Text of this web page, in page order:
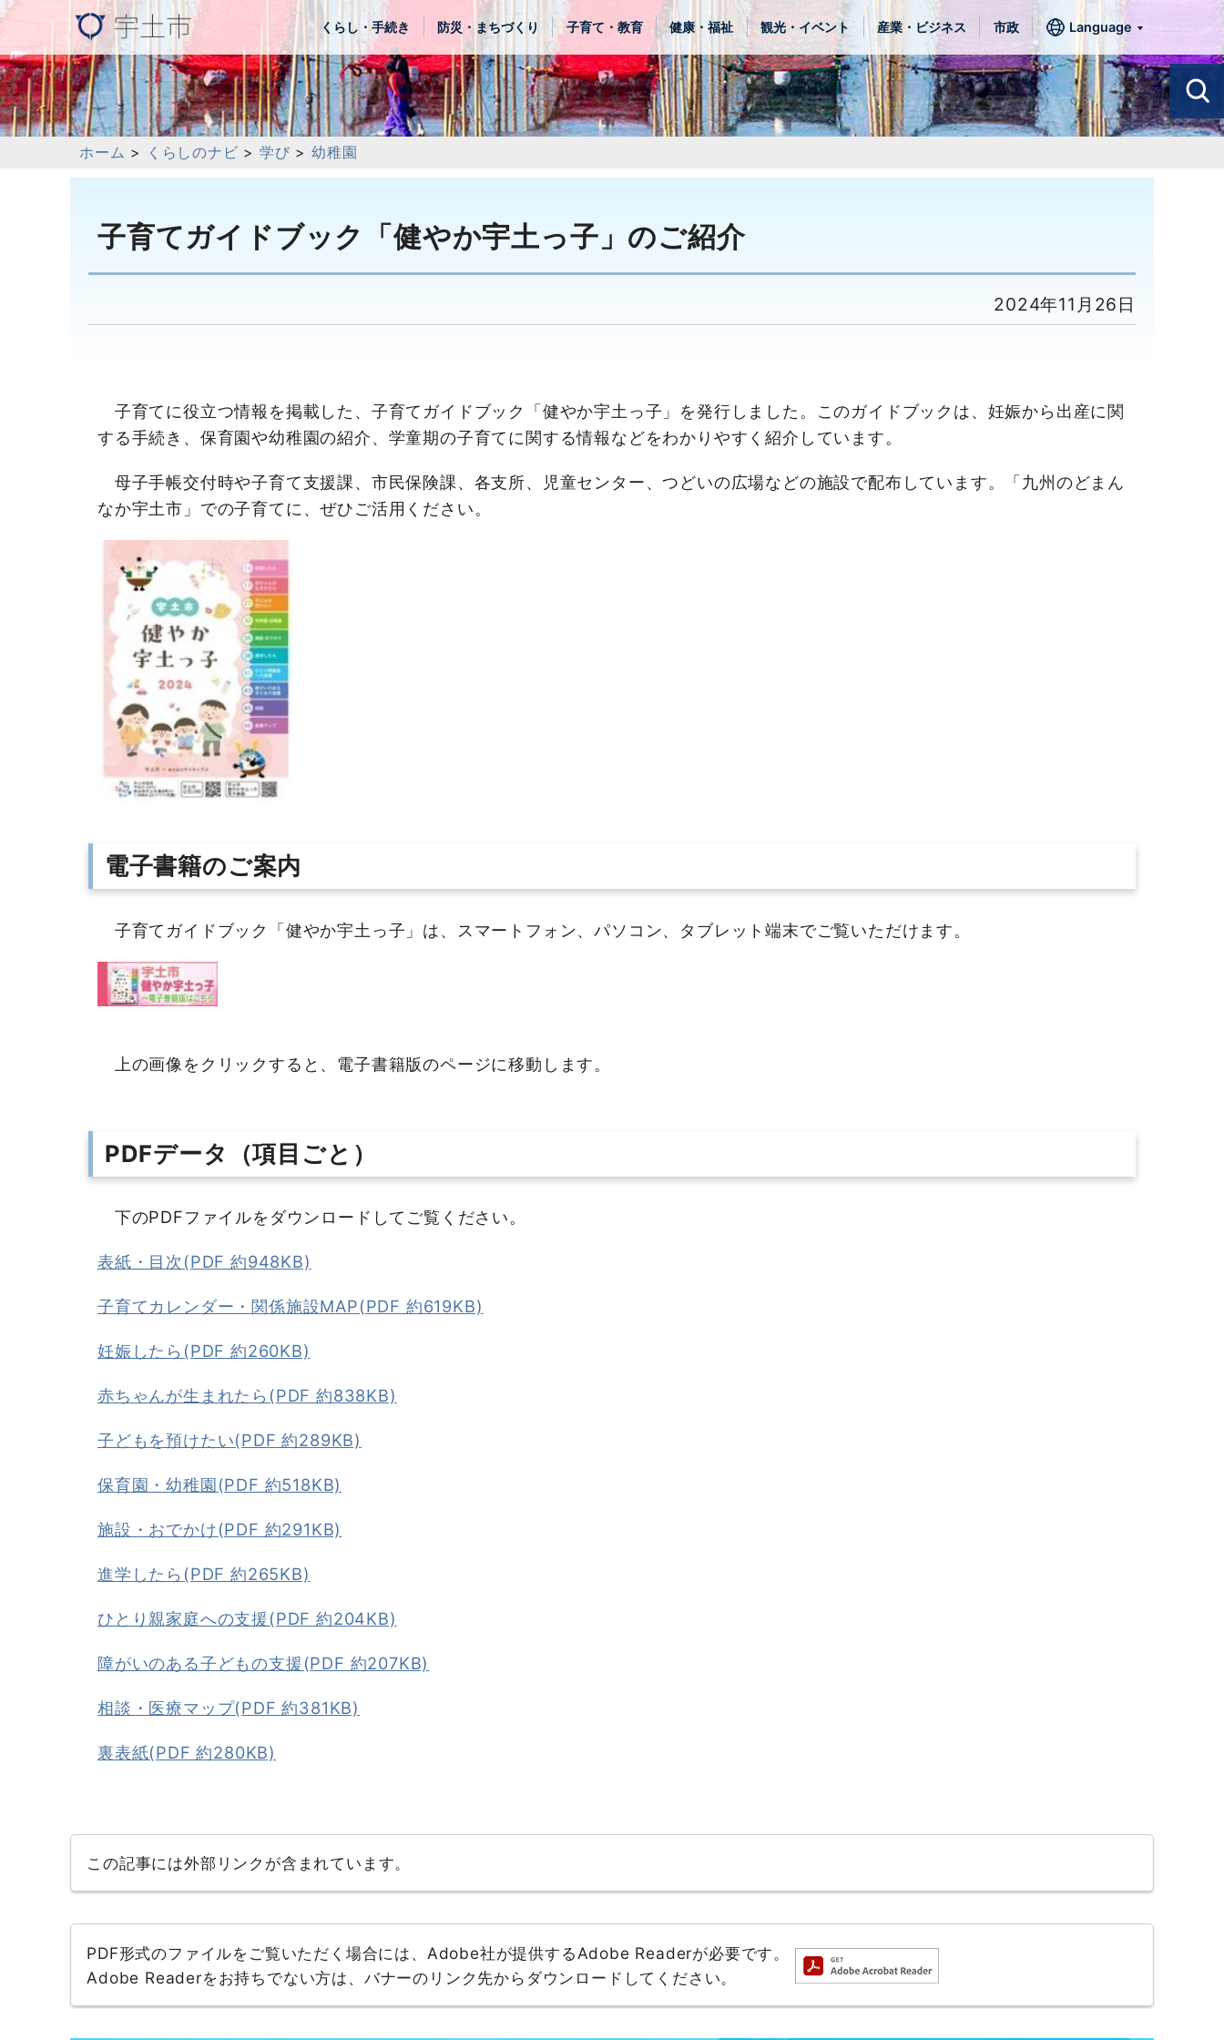
くらし・手続き 防災・まちづくり 子育て・教育 健康・福祉 観光・イベント 産業・ビジネス 市政 Language
ホーム > くらしのナビ >学び >幼稚園
子育てガイドブック「健やか宇土っ子」のご紹介
2024年11月26日
子育てに役立つ情報を掲載した、子育てガイドブック「健やか宇土っ子」を発行しました。このガイドブックは、妊娠から出産に関
する手続き、保育園や幼稚園の紹介、学童期の子育てに関する情報などをわかりやすく紹介しています。
母子手帳交付時や子育て支援課、市民保険課、各支所、児童センター、つどいの広場などの施設で配布しています。「九州のどまん
なか宇土市」での子育てに、ぜひご活用ください。
電子書籍のご案内
子育てガイドブック「健やか宇土っ子」は、スマートフォン、パソコン、タブレット端末でご覧いただけます。
上の画像をクリックすると、電子書籍版のページに移動します。
PDFデータ（項目ごと）
下のPDFファイルをダウンロードしてご覧ください。
表紙・目次(PDF 約948KB)
子育てカレンダー・関係施設MAP(PDF 約619KB)
妊娠したら(PDF 約260KB)
赤ちゃんが生まれたら(PDF 約838KB)
子どもを預けたい(PDF 約289KB)
保育園・幼稚園(PDF 約518KB)
施設・おでかけ(PDF 約291KB)
進学したら(PDF 約265KB)
ひとり親家庭への支援(PDF 約204KB)
障がいのある子どもの支援(PDF 約207KB)
相談・医療マップ(PDF 約381KB)
裏表紙(PDF 約280KB)
この記事には外部リンクが含まれています。
PDF形式のファイルをご覧いただく場合には、Adobe社が提供するAdobe Readerが必要です。
Adobe Readerをお持ちでない方は、バナーのリンク先からダウンロードしてください。